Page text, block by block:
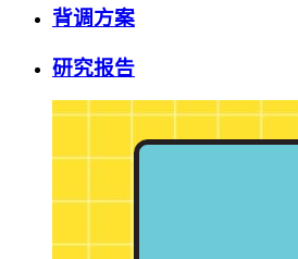
背调方案
研究报告